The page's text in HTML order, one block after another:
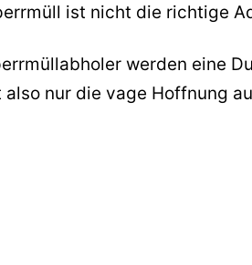
ist nicht die richtige
werden eine
nur die vage Hoffnung